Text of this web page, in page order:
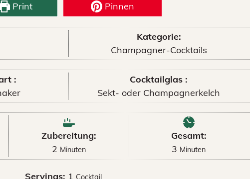
Print Pinnen
Kategorie:
Champagner-Cocktails
:
Cocktailglas :
Sekt- oder Champagnerkelch
Zubereitung:
2 Minuten
Gesamt:
3 Minuten
Servings: 1 Cocktail